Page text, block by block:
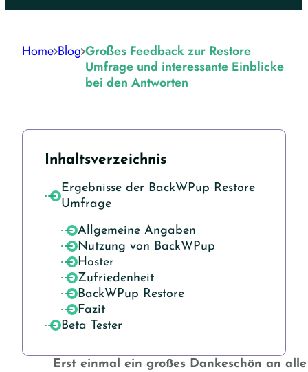
Home Blog Großes Feedback zur Restore
Umfrage und interessante Einblicke
bei den Antworten
Inhaltsverzeichnis
Ergebnisse der BackWPup Restore
Umfrage
Allgemeine Angaben
Nutzung von BackWPup
Hoster
Zufriedenheit
BackWPup Restore
Fazit
Beta Tester
Erst einmal ein großes Dankeschön an